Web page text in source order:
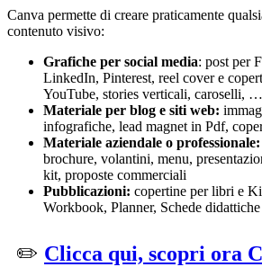
Canva permette di creare praticamente
contenuto visivo:
Grafiche per social media: post per
LinkedIn, Pinterest, reel cover e
YouTube, stories verticali, caroselli, …
Materiale per blog e siti web:
infografiche, lead magnet in Pdf,
Materiale aziendale o professionale:
brochure, volantini, menu,
kit, proposte commerciali
Pubblicazioni: copertine per libri e
Workbook, Planner, Schede didattiche
✏️ Clicca qui, scopri ora